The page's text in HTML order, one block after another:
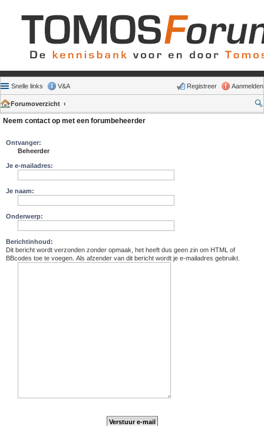
Snelle links V&A Aanmelden
Registreer
Forumoverzicht
Neem contact op met een forumbeheerder
Ontvanger:
Beheerder
Je e-mailadres:
Je naam:
Onderwerp:
Berichtinhoud:
Dit bericht wordt verzonden zonder opmaak, het heeft dus geen zin om HTML of
BBcodes toe te voegen. Als afzender van dit bericht wordt je e-mailadres gebruikt.